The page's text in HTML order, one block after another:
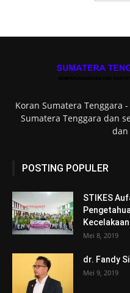
Koran Sumatera Tenggara
Sumatera Tenggara dan
dan
POSTING POPULER
STIKES
Kecelakaan
Mei 8, 2019
dr. Fandy
Mei 9, 2019